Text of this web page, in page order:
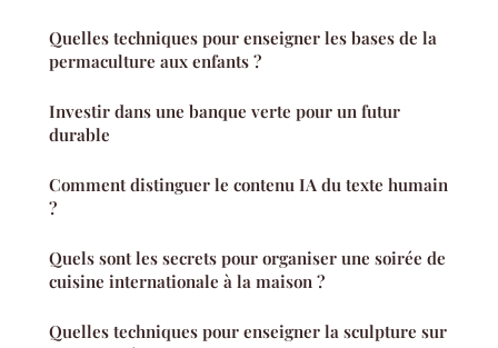
Quelles techniques pour enseigner les bases de la
permaculture aux enfants ?
Investir dans une banque verte pour un futur
durable
Comment distinguer le contenu IA du texte humain
?
Quels sont les secrets pour organiser une soirée de
cuisine internationale à la maison ?
Quelles techniques pour enseigner la sculpture sur